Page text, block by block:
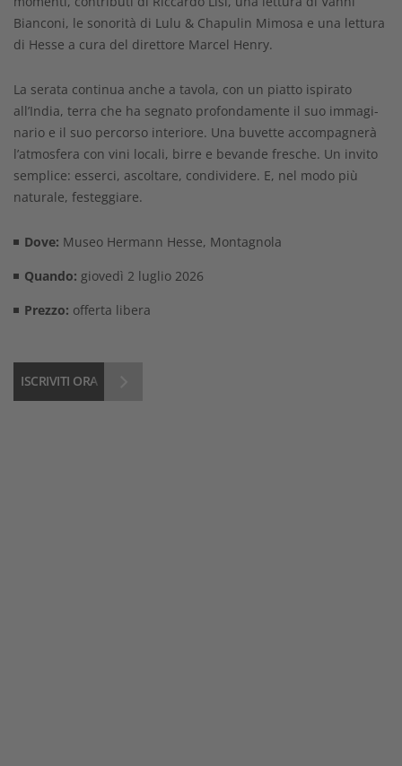
Bianconi, le sonorità di Lulu & Chapulin Mimosa e una lettura
di Hesse a cura del direttore Marcel Henry.
La serata continua anche a tavola, con un piatto ispirato
all’India, terra che ha segnato profondamente il suo immagi-
nario e il suo percorso interiore. Una buvette accompagnerà
l’atmosfera con vini locali, birre e bevande fresche. Un invito
semplice: esserci, ascoltare, condividere. E, nel modo più
naturale, festeggiare.
Dove: Museo Hermann Hesse, Montagnola
Quando: giovedì 2 luglio 2026
Prezzo: offerta libera
ISCRIVITI ORA